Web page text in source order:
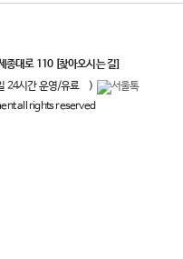
종대로 110 [찾아오시는 길]
24시간 운영/유료
)
all rights reserved